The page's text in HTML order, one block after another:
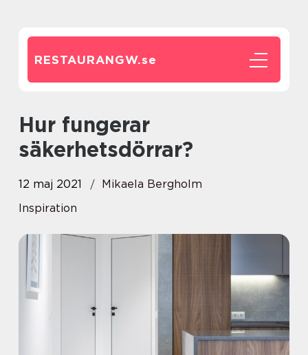
RESTAURANGW.se
Hur fungerar
säkerhetsdörrar?
12 maj 2021
Mikaela Bergholm
Inspiration